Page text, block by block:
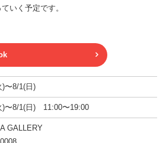
いく予定です。
)〜8/1(日)
)〜8/1(日) 11:00〜19:00
GALLERY